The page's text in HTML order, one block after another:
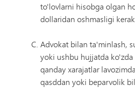
to'lovlarni hisobga olgan
dollaridan oshmasligi
Advokat bilan ta'minlash,
yoki ushbu hujjatda
qanday xarajatlar
qasddan yoki beparvolik